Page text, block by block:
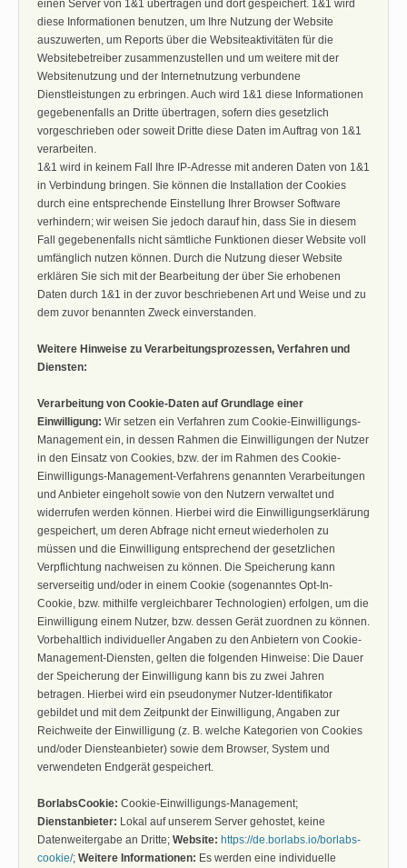
einen Server von 1&1 übertragen und dort gespeichert. 1&1 wird
diese Informationen benutzen, um Ihre Nutzung der Website
auszuwerten, um Reports über die Websiteaktivitäten für die
Websitebetreiber zusammenzustellen und um weitere mit der
Websitenutzung und der Internetnutzung verbundene
Dienstleistungen zu erbringen. Auch wird 1&1 diese Informationen
gegebenenfalls an Dritte übertragen, sofern dies gesetzlich
vorgeschrieben oder soweit Dritte diese Daten im Auftrag von 1&1
verarbeiten.
1&1 wird in keinem Fall Ihre IP-Adresse mit anderen Daten von 1&1
in Verbindung bringen. Sie können die Installation der Cookies
durch eine entsprechende Einstellung Ihrer Browser Software
verhindern; wir weisen Sie jedoch darauf hin, dass Sie in diesem
Fall gegebenenfalls nicht sämtliche Funktionen dieser Website voll
umfänglich nutzen können. Durch die Nutzung dieser Website
erklären Sie sich mit der Bearbeitung der über Sie erhobenen
Daten durch 1&1 in der zuvor beschriebenen Art und Weise und zu
dem zuvor benannten Zweck einverstanden.
Weitere Hinweise zu Verarbeitungsprozessen, Verfahren und
Diensten:
Verarbeitung von Cookie-Daten auf Grundlage einer
Einwilligung: Wir setzen ein Verfahren zum Cookie-Einwilligungs-
Management ein, in dessen Rahmen die Einwilligungen der Nutzer
in den Einsatz von Cookies, bzw. der im Rahmen des Cookie-
Einwilligungs-Management-Verfahrens genannten Verarbeitungen
und Anbieter eingeholt sowie von den Nutzern verwaltet und
widerrufen werden können. Hierbei wird die Einwilligungserklärung
gespeichert, um deren Abfrage nicht erneut wiederholen zu
müssen und die Einwilligung entsprechend der gesetzlichen
Verpflichtung nachweisen zu können. Die Speicherung kann
serverseitig und/oder in einem Cookie (sogenanntes Opt-In-
Cookie, bzw. mithilfe vergleichbarer Technologien) erfolgen, um die
Einwilligung einem Nutzer, bzw. dessen Gerät zuordnen zu können.
Vorbehaltlich individueller Angaben zu den Anbietern von Cookie-
Management-Diensten, gelten die folgenden Hinweise: Die Dauer
der Speicherung der Einwilligung kann bis zu zwei Jahren
betragen. Hierbei wird ein pseudonymer Nutzer-Identifikator
gebildet und mit dem Zeitpunkt der Einwilligung, Angaben zur
Reichweite der Einwilligung (z. B. welche Kategorien von Cookies
und/oder Diensteanbieter) sowie dem Browser, System und
verwendeten Endgerät gespeichert.
BorlabsCookie: Cookie-Einwilligungs-Management;
Dienstanbieter: Lokal auf unserem Server gehostet, keine
Datenweitergabe an Dritte; Website: https://de.borlabs.io/borlabs-
cookie/; Weitere Informationen: Es werden eine individuelle